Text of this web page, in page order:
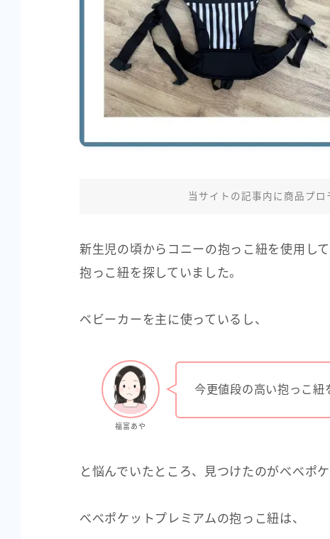
ファッション
お買い得情報
当サイトの記事内に商品プロ
新生児の頃からコニーの抱っこ紐を使用し
抱っこ紐を探していました。
ベビーカーを主に使っているし、
福富あや
今更値段の高い抱っこ
と悩んでいたところ、見つけたのがべべポ
べべポケットプレミアムの抱っこ紐は、